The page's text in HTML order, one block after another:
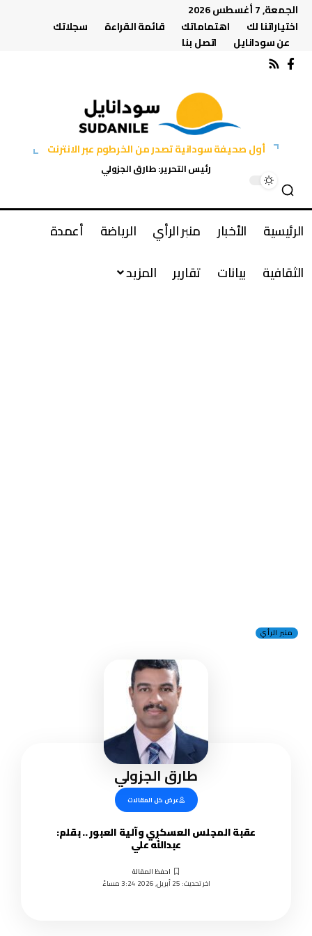
الجمعة, 7 أغسطس 2026
اختياراتنا لك
اهتماماتك قائمة القراءة
سجلاتك
عن سودانايل
اتصل بنا
أول صحيفة سودانية تصدر من الخرطوم عبر الانترنت
رئيس التحرير: طارق الجزولي
الرئيسية الأخبار منبر الرأي الرياضة
أعمدة
الثقافية
بيانات تقارير المزيد
منبر الرأي
طارق الجزولي
عرض كل المقالات
عقبة المجلس العسكري وآلية العبور .. بقلم:
عبدالله علي
اخر تحديث: 25 أبريل, 2026 3:24 مساءً